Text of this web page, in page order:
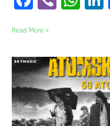
Read More »